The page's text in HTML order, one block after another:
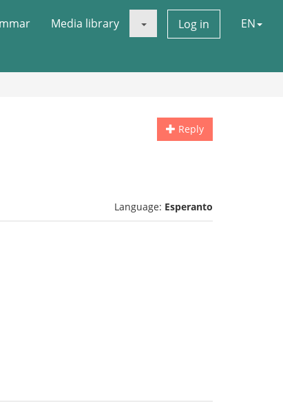
Media library Log in EN
Reply
Language: Esperanto